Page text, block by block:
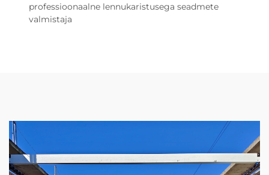
professioonaalne lennukaristusega seadmete
valmistaja